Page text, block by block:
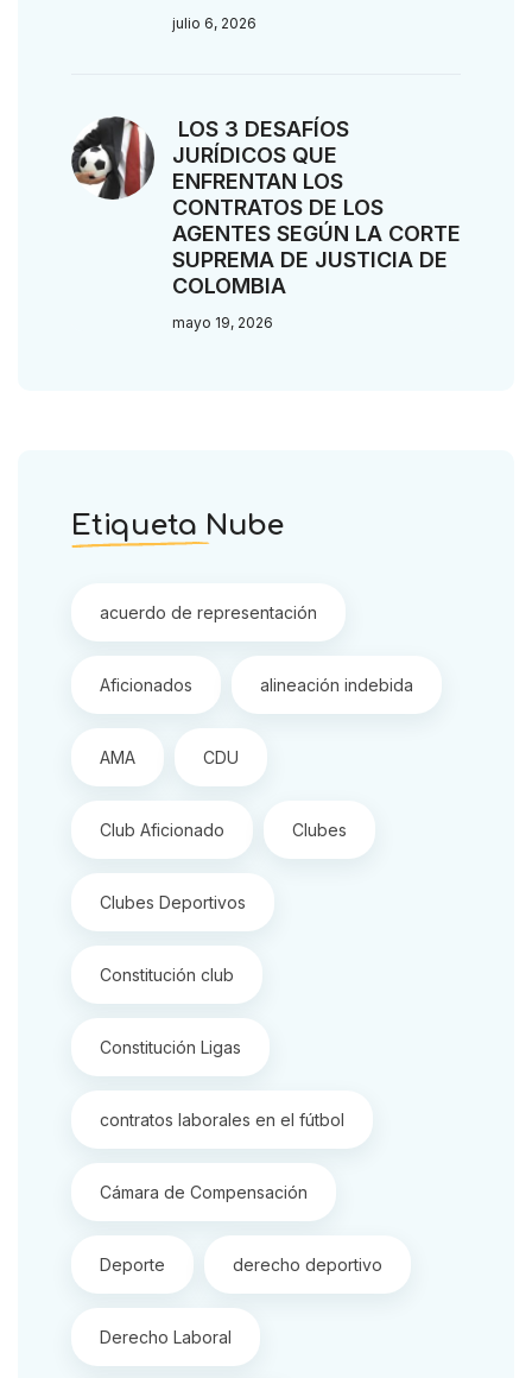
julio 6, 2026
LOS 3 DESAFÍOS
JURÍDICOS QUE
ENFRENTAN LOS
CONTRATOS DE LOS
AGENTES SEGÚN LA CORTE
SUPREMA DE JUSTICIA DE
COLOMBIA
mayo 19, 2026
Etiqueta Nube
acuerdo de representación
Aficionados alineación indebida
AMA CDU
Club Aficionado Clubes
Clubes Deportivos
Constitución club
Constitución Ligas
contratos laborales en el fútbol
Cámara de Compensación
Deporte derecho deportivo
Derecho Laboral